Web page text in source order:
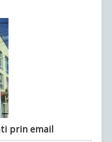
-
prin email